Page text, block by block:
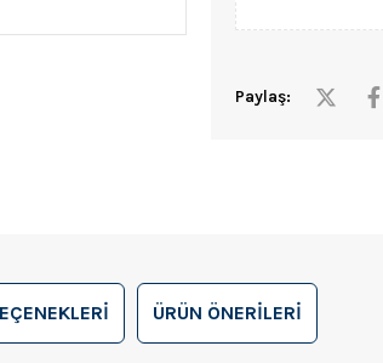
Paylaş:
ÜRÜN ÖNERILERI